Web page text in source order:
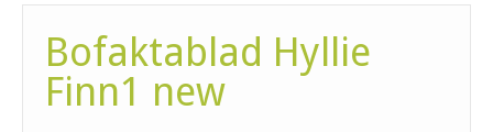
Bofaktablad Hyllie
Finn1 new